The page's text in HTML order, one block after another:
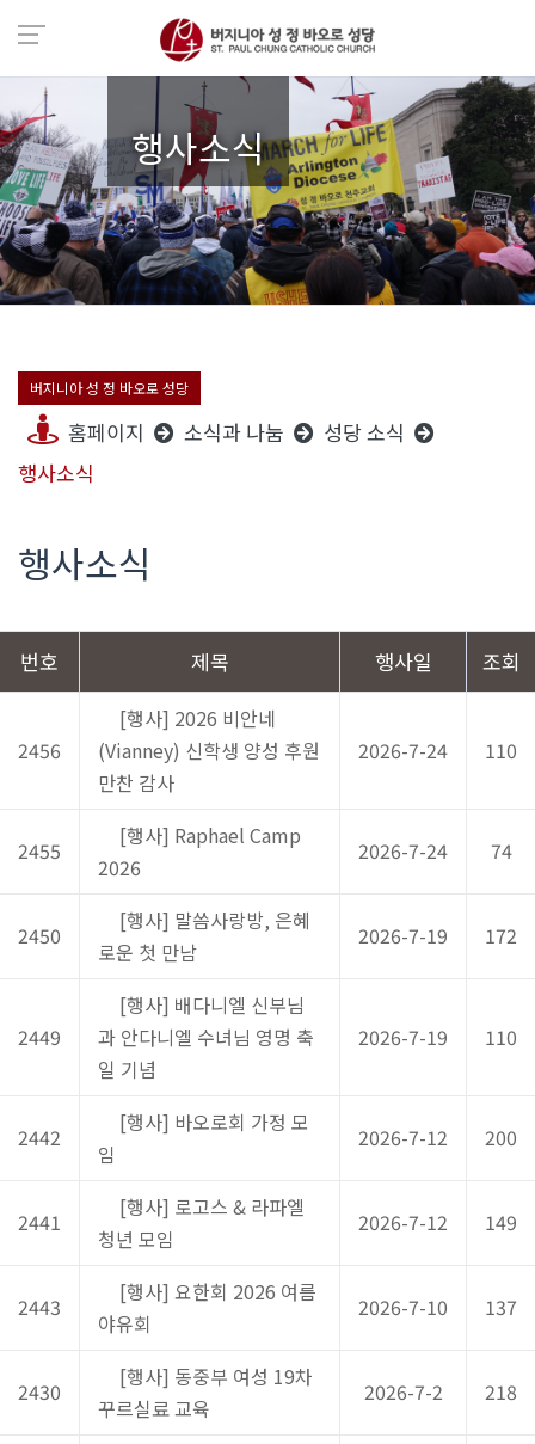
행사소식
버지니아 성 정 바오로 성당
홈페이지 소식과 나눔
성당 소식
행사소식
행사소식
번호 제목 행사일 조회
2456
[행사] 2026 비안네
(Vianney) 신학생 양성 후원
만찬 감사
2026-7-24 110
2455
[행사] Raphael Camp
2026
2026-7-24 74
2450
[행사] 말씀사랑방, 은혜
로운 첫 만남
2026-7-19 172
2449
[행사] 배다니엘 신부님
과 안다니엘 수녀님 영명 축
일 기념
2026-7-19 110
2442
[행사] 바오로회 가정 모
임
2026-7-12 200
2441
[행사] 로고스 & 라파엘
청년 모임
2026-7-12 149
2443
[행사] 요한회 2026 여름
야유회
2026-7-10 137
2430
[행사] 동중부 여성 19차
꾸르실료 교육
2026-7-2 218